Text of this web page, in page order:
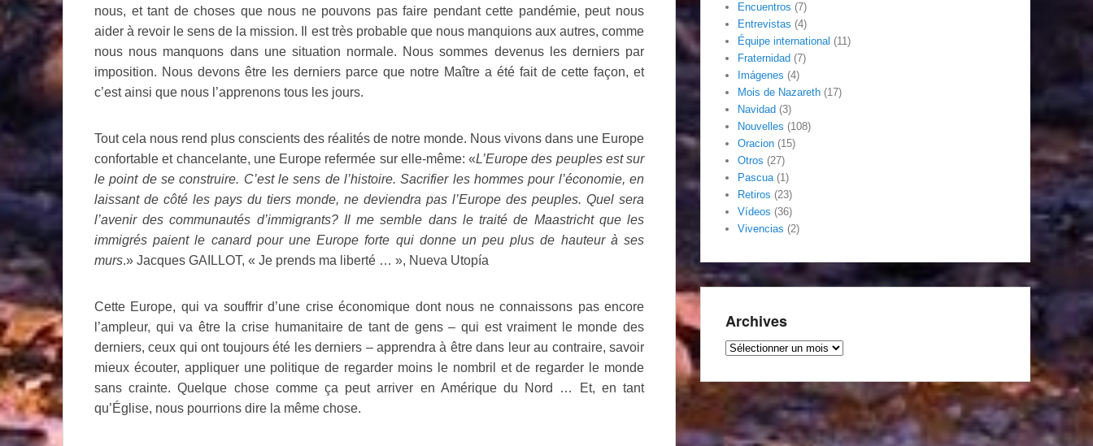
nous, et tant de choses que nous ne pouvons pas faire pendant cette pandémie, peut nous
aider à revoir le sens de la mission. Il est très probable que nous manquions aux autres, comme
nous nous manquons dans une situation normale. Nous sommes devenus les derniers par
imposition. Nous devons être les derniers parce que notre Maître a été fait de cette façon, et
c’est ainsi que nous l’apprenons tous les jours.
Tout cela nous rend plus conscients des réalités de notre monde. Nous vivons dans une Europe
confortable et chancelante, une Europe refermée sur elle-même: «L’Europe des peuples est sur
le point de se construire. C’est le sens de l’histoire. Sacrifier les hommes pour l’économie, en
laissant de côté les pays du tiers monde, ne deviendra pas l’Europe des peuples. Quel sera
l’avenir des communautés d’immigrants? Il me semble dans le traité de Maastricht que les
immigrés paient le canard pour une Europe forte qui donne un peu plus de hauteur à ses
murs.» Jacques GAILLOT, « Je prends ma liberté … », Nueva Utopía
Cette Europe, qui va souffrir d’une crise économique dont nous ne connaissons pas encore
l’ampleur, qui va être la crise humanitaire de tant de gens – qui est vraiment le monde des
derniers, ceux qui ont toujours été les derniers – apprendra à être dans leur au contraire, savoir
mieux écouter, appliquer une politique de regarder moins le nombril et de regarder le monde
sans crainte. Quelque chose comme ça peut arriver en Amérique du Nord … Et, en tant
qu’Église, nous pourrions dire la même chose.
Encuentros (7)
Entrevistas (4)
Équipe international (11)
Fraternidad (7)
Imágenes (4)
Mois de Nazareth (17)
Navidad (3)
Nouvelles (108)
Oracion (15)
Otros (27)
Pascua(1)
Retiros (23)
Vídeos (36)
Vivencias (2)
Archives
Archives